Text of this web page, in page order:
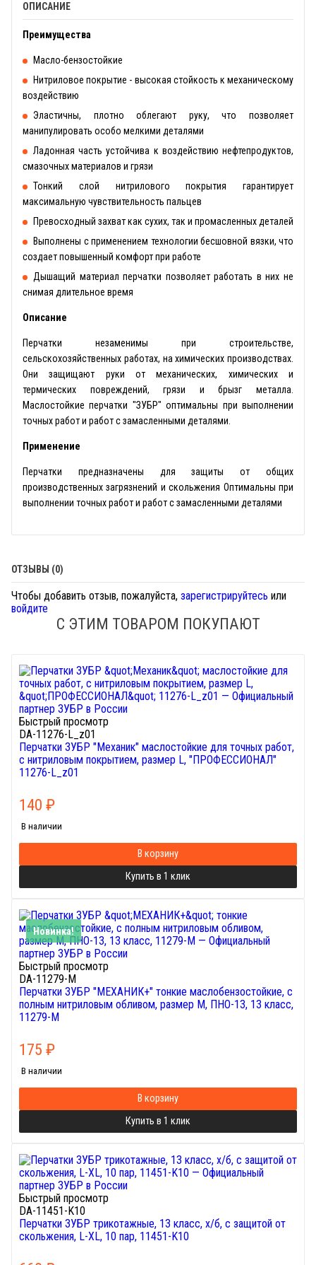
ОПИСАНИЕ
Преимущества
Масло-бензостойкие
Нитриловое покрытие - высокая стойкость к механическому
воздействию
Эластичны, плотно облегают руку, что позволяет
манипулировать особо мелкими деталями
Ладонная часть устойчива к воздействию нефтепродуктов,
смазочных материалов и грязи
Тонкий слой нитрилового покрытия гарантирует
максимальную чувствительность пальцев
Превосходный захват как сухих, так и промасленных деталей
Выполнены с применением технологии бесшовной вязки, что
создает повышенный комфорт при работе
Дышащий материал перчатки позволяет работать в них не
снимая длительное время
Описание
Перчатки незаменимы при строительстве,
сельскохозяйственных работах, на химических производствах.
Они защищают руки от механических, химических и
термических повреждений, грязи и брызг металла.
Маслостойкие перчатки "ЗУБР" оптимальны при выполнении
точных работ и работ с замасленными деталями.
Применение
Перчатки предназначены для защиты от общих
производственных загрязнений и скольжения Оптимальны при
выполнении точных работ и работ с замасленными деталями
ОТЗЫВЫ (0)
Чтобы добавить отзыв, пожалуйста, зарегистрируйтесь или
войдите
С ЭТИМ ТОВАРОМ ПОКУПАЮТ
Быстрый просмотр
DA-11276-L_z01
Перчатки ЗУБР "Механик" маслостойкие для точных работ,
с нитриловым покрытием, размер L, "ПРОФЕССИОНАЛ"
11276-L_z01
140 ₽
В наличии
В корзину
Купить в 1 клик
Новинка!
Быстрый просмотр
DA-11279-M
Перчатки ЗУБР "МЕХАНИК+" тонкие маслобензостойкие, с
полным нитриловым обливом, размер M, ПНО-13, 13 класс,
11279-M
175 ₽
В наличии
В корзину
Купить в 1 клик
Быстрый просмотр
DA-11451-K10
Перчатки ЗУБР трикотажные, 13 класс, х/б, с защитой от
скольжения, L-XL, 10 пар, 11451-K10